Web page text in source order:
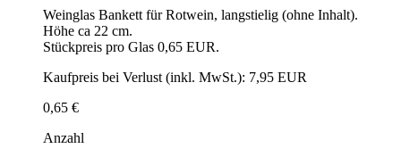
Weinglas Bankett für Rotwein, langstielig (ohne Inhalt).
Höhe ca 22 cm.
Stückpreis pro Glas 0,65 EUR.
Kaufpreis bei Verlust (inkl. MwSt.): 7,95 EUR
0,65 €
Anzahl